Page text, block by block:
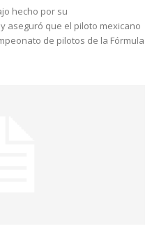
hecho por su
aseguró que el piloto mexicano
de pilotos de la Fórmula